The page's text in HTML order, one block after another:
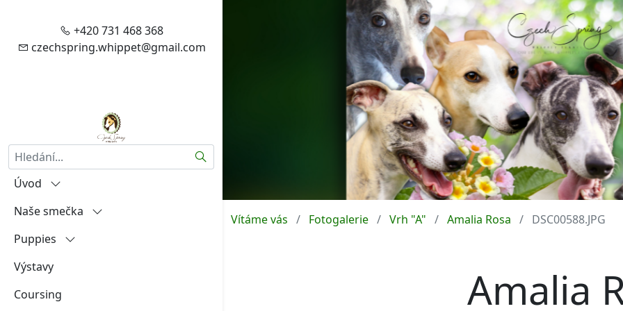
+420 731 468 368
czechspring.whippet@gmail.com
Úvod
Vítejte
Zásady zpracování vašich
Naše smečka
Igráček od Hněvína
Amalia Rosa Czech Spring
Aireen Czech Spring
Puppies
"A"
"B"
Výstavy
Coursing
Hledat
Vítáme vás Fotogalerie Vrh "A" Amalia Rosa DSC00588.JPG
Amalia